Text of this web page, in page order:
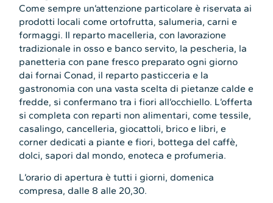
Come sempre un’attenzione particolare è riservata ai
prodotti locali come ortofrutta, salumeria, carni e
formaggi. Il reparto macelleria, con lavorazione
tradizionale in osso e banco servito, la pescheria, la
panetteria con pane fresco preparato ogni giorno
dai fornai Conad, il reparto pasticceria e la
gastronomia con una vasta scelta di pietanze calde e
fredde, si confermano tra i fiori all’occhiello. L’offerta
si completa con reparti non alimentari, come tessile,
casalingo, cancelleria, giocattoli, brico e libri, e
corner dedicati a piante e fiori, bottega del caffè,
dolci, sapori dal mondo, enoteca e profumeria.
L’orario di apertura è tutti i giorni, domenica
compresa, dalle 8 alle 20,30.